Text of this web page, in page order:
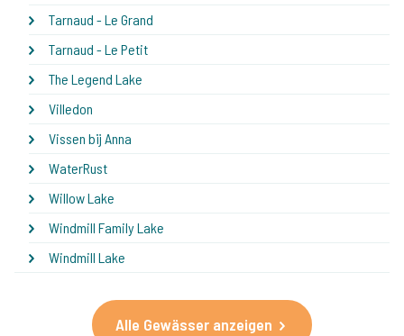
Tarnaud - Le Grand
Tarnaud - Le Petit
The Legend Lake
Villedon
Vissen bij Anna
WaterRust
Willow Lake
Windmill Family Lake
Windmill Lake
Alle Gewässer anzeigen